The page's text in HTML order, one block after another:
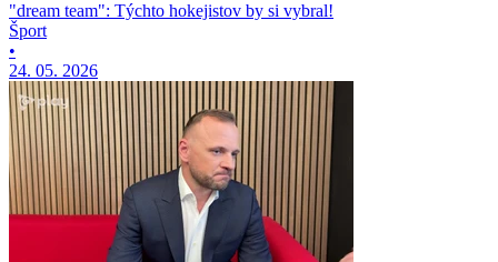
"dream team": Týchto hokejistov by si vybral!
Šport
•
24. 05. 2026